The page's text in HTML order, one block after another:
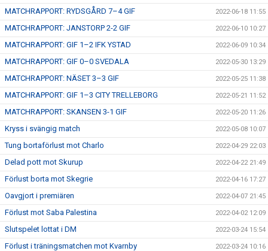
MATCHRAPPORT: RYDSGÅRD 7–4 GIF 2022-06-18 11:55
MATCHRAPPORT: JANSTORP 2-2 GIF 2022-06-10 10:27
MATCHRAPPORT: GIF 1–2 IFK YSTAD 2022-06-09 10:34
MATCHRAPPORT: GIF 0–0 SVEDALA 2022-05-30 13:29
MATCHRAPPORT: NÄSET 3–3 GIF 2022-05-25 11:38
MATCHRAPPORT: GIF 1–3 CITY TRELLEBORG 2022-05-21 11:52
MATCHRAPPORT: SKANSEN 3-1 GIF 2022-05-20 11:26
Kryss i svängig match 2022-05-08 10:07
Tung bortaförlust mot Charlo 2022-04-29 22:03
Delad pott mot Skurup 2022-04-22 21:49
Förlust borta mot Skegrie 2022-04-16 17:27
Oavgjort i premiären 2022-04-07 21:45
Förlust mot Saba Palestina 2022-04-02 12:09
Slutspelet lottat i DM 2022-03-24 15:54
Förlust i träningsmatchen mot Kvarnby 2022-03-24 10:16